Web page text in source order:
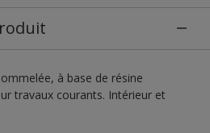
à base de résine
travaux courants. Intérieur et